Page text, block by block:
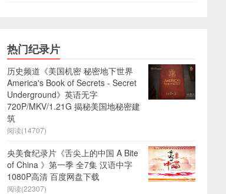
热门纪录片
历史频道《美国机密 秘密地下世界
America's Book of Secrets - Secret
Underground》英语无字
720P/MKV/1.21G 揭秘美国地秘密建
筑
阅读(14707)
央美食纪录片《舌尖上的中国 A Bite
of China 》第一季 全7集 汉语中字
1080P高清 百度网盘下载
阅读(22307)